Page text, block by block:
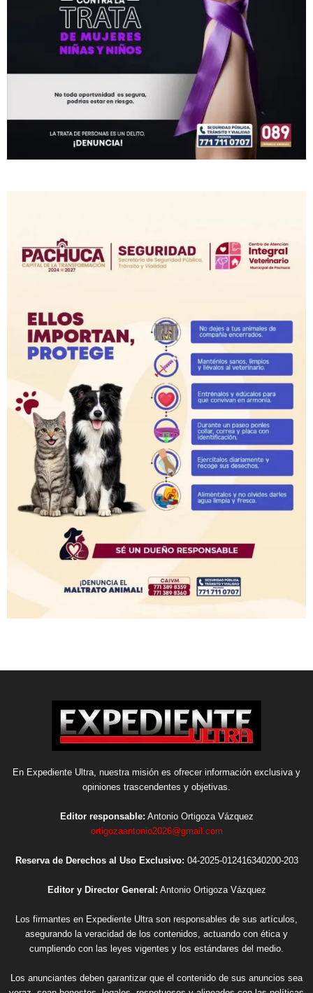
En Expediente Ultra, nuestra misión es ofrecer información exclusiva y
opiniones trascendentes y objetivas.
Editor responsable: Antonio Ortigoza Vázquez
ortigozaantonio2026@gmail.com
Reserva de Derechos al Uso Exclusivo: 04-2025-012416340200-203
Editor y Director General: Antonio Ortigoza Vázquez
Los firmantes en Expediente Ultra son responsables de sus artículos,
asegurando la veracidad de los contenidos, actuando con ética y
cumpliendo con las leyes vigentes y los estándares del medio.
Los anunciantes deben garantizar que el contenido de sus anuncios sea